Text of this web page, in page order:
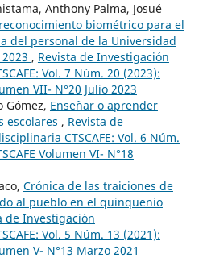
Anthony Palma, Josué
biométrico para el
del personal de la Universidad
, Revista de Investigación
Vol. 7 Núm. 20 (2023):
VII- N°20 Julio 2023
Gómez, Enseñar o aprender
escolares , Revista de
CTSCAFE: Vol. 6 Núm.
Volumen VI- N°18
Crónica de las traiciones de
al pueblo en el quinquenio
de Investigación
Vol. 5 Núm. 13 (2021):
V- N°13 Marzo 2021